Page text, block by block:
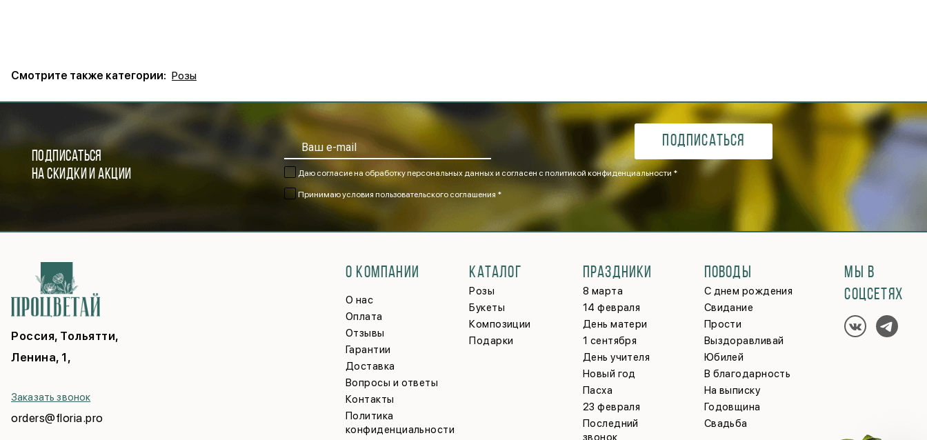
Смотрите также категории: Розы
ПОДПИСАТЬСЯ
НА СКИДКИ И АКЦИИ
Подписаться
Даю согласие на обработку персональных данных и согласен с политикой конфиденциальности *
Принимаюусловия пользовательского соглашения *
Россия, Тольятти,
Ленина, 1,
Заказать звонок
orders@floria.pro
О КОМПАНИИ
О нас
Оплата
Отзывы
Гарантии
Доставка
Вопросы и ответы
Контакты
Политика
конфиденциальности
КАТАЛОГ
Розы
Букеты
Композиции
Подарки
ПРАЗДНИКИ
8 марта
14 февраля
День матери
1 сентября
День учителя
Новый год
Пасха
23 февраля
Последний
звонок
ПОВОДЫ
С днем рождения
Свидание
Прости
Выздоравливай
Юбилей
В благодарность
На выписку
Годовщина
Свадьба
МЫ В
СОЦСЕТЯХ